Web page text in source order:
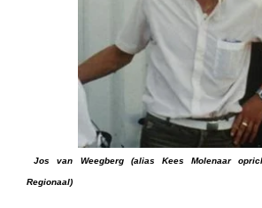
Jos van Weegberg (alias Kees Molenaar
Regionaal)